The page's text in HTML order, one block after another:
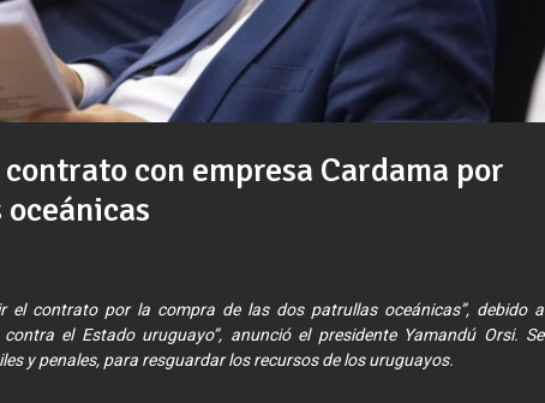
con empresa Cardama por
el contrato por la compra de las dos patrullas oceánicas”, debido a
el Estado uruguayo”, anunció el presidente Yamandú Orsi. Se
y penales, para resguardar los recursos de los uruguayos.